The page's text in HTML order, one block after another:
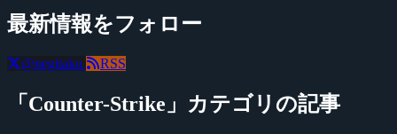
最新情報をフォロー
@negitaku RSS
「Counter-Strike」カテゴリの記事